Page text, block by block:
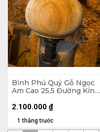
Bình Phú Quý Gỗ Ngọc
Am Cao 25,5 Đường Kính
1 tháng trước
2.100.000 ₫